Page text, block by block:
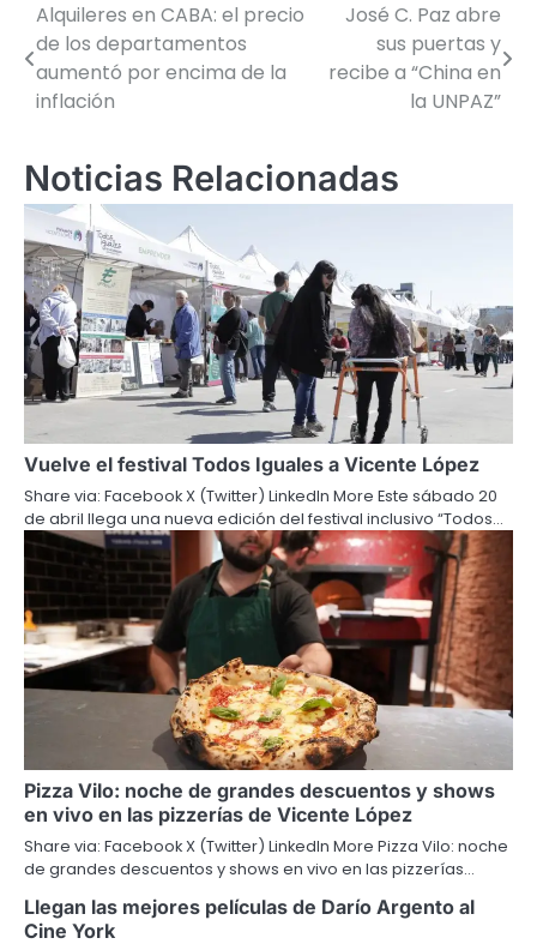
Navegación
de
entradas
Alquileres en CABA: el precio
de los departamentos
aumentó por encima de la
inflación
José C. Paz abre
sus puertas y
recibe a “China en
la UNPAZ”
Noticias Relacionadas
Vuelve el festival Todos Iguales a Vicente López
Share via: Facebook X (Twitter) LinkedIn More Este sábado 20
de abril llega una nueva edición del festival inclusivo “Todos…
Pizza Vilo: noche de grandes descuentos y shows
en vivo en las pizzerías de Vicente López
Share via: Facebook X (Twitter) LinkedIn More Pizza Vilo: noche
de grandes descuentos y shows en vivo en las pizzerías…
Llegan las mejores películas de Darío Argento al
Cine York